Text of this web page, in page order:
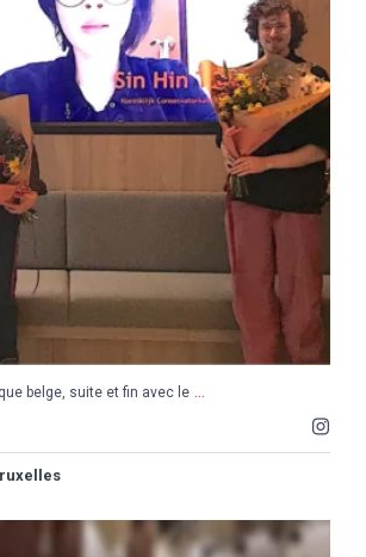
la Musique belge, suite et fin avec le ...
belge, suite et fin avec le ...